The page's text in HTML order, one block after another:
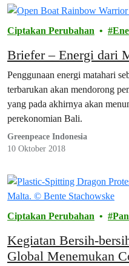
Ciptakan Perubahan
Briefer – Energi dari
Penggunaan energi matahari
terbarukan akan mendorong
yang pada akhirnya akan
perekonomian Bali.
Greenpeace Indonesia
10 Oktober 2018
Ciptakan Perubahan
Kegiatan Bersih-
Global Menemukan